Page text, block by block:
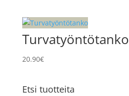
49.00€.42.90€.
Turvatyöntötanko
20.90€
Etsi tuotteita